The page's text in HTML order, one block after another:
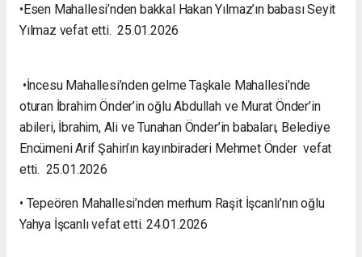
•Esen Mahallesi’nden bakkal Hakan Yılmaz’ın babası Seyit
Yılmaz vefat etti. 25.01.2026
•İncesu Mahallesi’nden gelme Taşkale Mahallesi’nde
oturan İbrahim Önder’in oğlu Abdullah ve Murat Önder’in
abileri, İbrahim, Ali ve Tunahan Önder’in babaları, Belediye
Encümeni Arif Şahin’ın kayınbiraderi Mehmet Önder vefat
etti. 25.01.2026
• Tepeören Mahallesi’nden merhum Raşit İşcanlı’nın oğlu
Yahya İşcanlı vefat etti. 24.01.2026